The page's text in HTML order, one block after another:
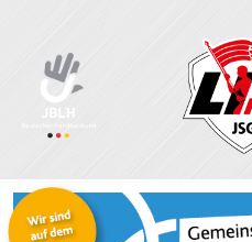
springen